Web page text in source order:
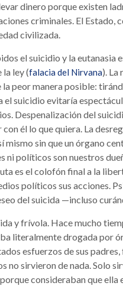
dinero porque existen
criminales. El Estado,
civilizada.
el suicidio y la eutanasia
la ley (falacia del Nirvana). La
peor manera posible:
suicidio evitaría
Despenalización del
él lo que quiera. La
sin que un órgano
políticos son nuestros
es el colofón final a la
políticos sus acciones.
del suicida —incluso
y frívola. Hace mucho
literalmente drogada por
esfuerzos de sus
no sirvieron de nada. Solo
consideraban que